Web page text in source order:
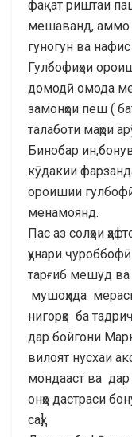
фақат риштаи
мешаванд, аммо
гуногун ва
Гулбофиҳои
домодӣ омода
замонҳои пеш (
талаботи маҳри
Бинобар
кӯдакии
ороишии
менамоянд.
Пас аз солҳои
ҳунари
тарғиб мешуд ва
мушоҳида
нигорҳо ба
дар бойгони
вилоят нусхаи
мондааст ва
онҳо дастраси
саҳ].